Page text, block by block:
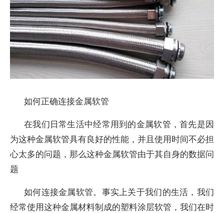
如何正确连接金属软管
在我们日常生活中经常用到的金属软管，首先是因
为这种金属软管具有良好的性能，并且使用时间不必担
心太多的问题，那么这种金属软管由于其自身的数据问
题
如何连接金属软管。事实上关于我们的生活，我们
经常使用这种金属材料制成的塑料涂层软管，我们在时